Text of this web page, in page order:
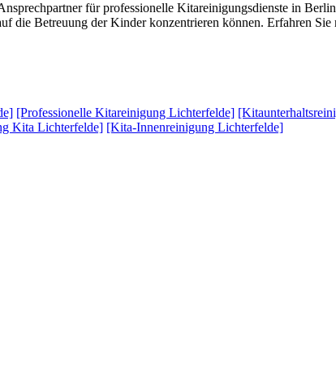
für professionelle Kitareinigungsdienste in
die Betreuung der Kinder konzentrieren können. Erfahren Sie
[Professionelle Kitareinigung Lichterfelde]
Kita Lichterfelde] [Kita-Innenreinigung Lichterfelde]